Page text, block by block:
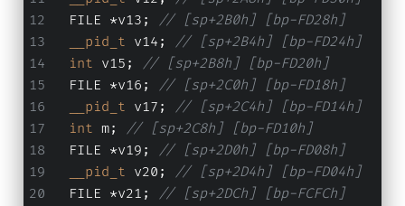
  FILE *v13;
// [sp+2B0h] [bp-FD28h]
__pid_t v14; // [sp+2B4h] [bp-FD24h]
int v15; // [sp+2B8h] [bp-FD20h]
  FILE *v16;
// [sp+2C0h] [bp-FD18h]
__pid_t v17; // [sp+2C4h] [bp-FD14h]
int m; // [sp+2C8h] [bp-FD10h]
  FILE *v19;
// [sp+2D0h] [bp-FD08h]
__pid_t v20; // [sp+2D4h] [bp-FD04h]
  FILE *v21;
// [sp+2DCh] [bp-FCFCh]